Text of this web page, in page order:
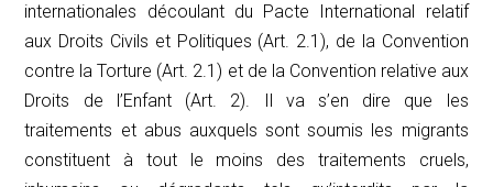
internationales découlant du Pacte International relatif
aux Droits Civils et Politiques (Art. 2.1), de la Convention
contre la Torture (Art. 2.1) et de la Convention relative aux
Droits de l’Enfant (Art. 2). Il va s’en dire que les
traitements et abus auxquels sont soumis les migrants
constituent à tout le moins des traitements cruels,